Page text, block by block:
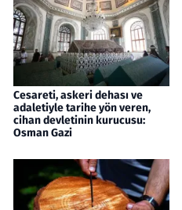
Cesareti, askeri dehası ve
adaletiyle tarihe yön veren,
cihan devletinin kurucusu:
Osman Gazi